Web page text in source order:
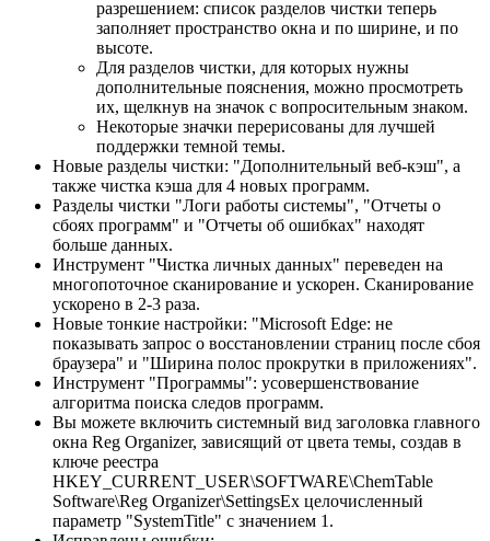
разрешением: список разделов чистки теперь
заполняет пространство окна и по ширине, и по
высоте.
Для разделов чистки, для которых нужны
дополнительные пояснения, можно просмотреть
их, щелкнув на значок с вопросительным знаком.
Некоторые значки перерисованы для лучшей
поддержки темной темы.
Новые разделы чистки: "Дополнительный веб-кэш", а
также чистка кэша для 4 новых программ.
Разделы чистки "Логи работы системы", "Отчеты о
сбоях программ" и "Отчеты об ошибках" находят
больше данных.
Инструмент "Чистка личных данных" переведен на
многопоточное сканирование и ускорен. Сканирование
ускорено в 2-3 раза.
Новые тонкие настройки: "Microsoft Edge: не
показывать запрос о восстановлении страниц после сбоя
браузера" и "Ширина полос прокрутки в приложениях".
Инструмент "Программы": усовершенствование
алгоритма поиска следов программ.
Вы можете включить системный вид заголовка главного
окна Reg Organizer, зависящий от цвета темы, создав в
ключе реестра
HKEY_CURRENT_USER\SOFTWARE\ChemTable
Software\Reg Organizer\SettingsEx целочисленный
параметр "SystemTitle" с значением 1.